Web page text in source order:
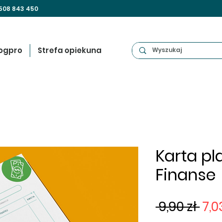
843 450
Strefa opiekuna
Karta
Finanse
9,90 zł